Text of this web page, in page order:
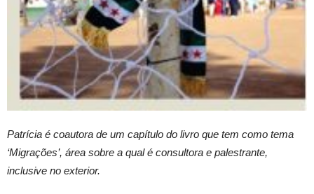
Patrícia é coautora de um capítulo do livro que tem como tema
‘Migrações’, área sobre a qual é consultora e palestrante,
inclusive no exterior.